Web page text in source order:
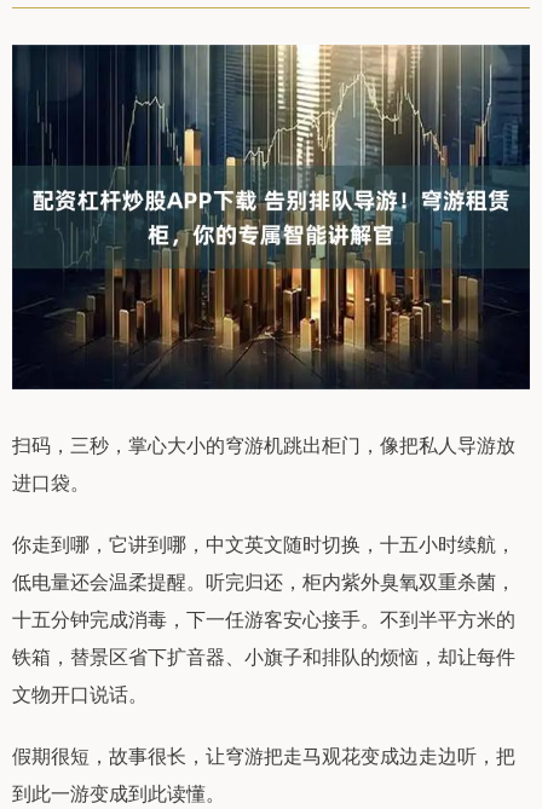
扫码，三秒，掌心大小的穹游机跳出柜门，像把私人导游放
进口袋。
你走到哪，它讲到哪，中文英文随时切换，十五小时续航，
低电量还会温柔提醒。听完归还，柜内紫外臭氧双重杀菌，
十五分钟完成消毒，下一任游客安心接手。不到半平方米的
铁箱，替景区省下扩音器、小旗子和排队的烦恼，却让每件
文物开口说话。
假期很短，故事很长，让穹游把走马观花变成边走边听，把
到此一游变成到此读懂。